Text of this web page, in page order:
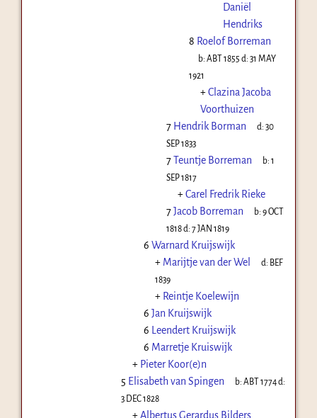
Daniël
Hendriks
8 Roelof Borreman
b:ABT 1855 d:31 MAY
1921
+Clazina Jacoba
Voorthuizen
7 Hendrik Borman d:30
SEP 1833
7Teuntje Borreman b:1
SEP 1817
+Carel Fredrik Rieke
7Jacob Borreman b:9 OCT
1818d: 7 JAN 1819
6 Warnard Kruijswijk
+ Marijtje van der Wel d: BEF
1839
+ Reintje Koelewijn
6 Jan Kruijswijk
6 Leendert Kruijswijk
6 Marretje Kruiswijk
+ Pieter Koor(e)n
5 Elisabeth van Spingen b:ABT 1774d:
3 DEC 1828
+Albertus Gerardus Bilders